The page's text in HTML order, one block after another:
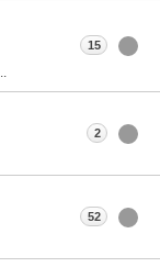
15
2
52